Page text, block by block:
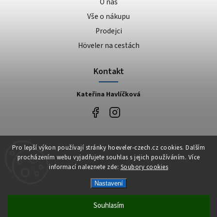
Pro lepší výkon používají stránky hoeveler-czech.cz cookies. Dalším
procházením webu vyjadřujete souhlas s jejich používáním. Více
informací naleznete zde: Soubory cookies
Nastavení
Souhlasím
O nás
Vše o nákupu
Prodejci
Höveler na cestách
Kontakt
Kateřina Havlíčková
Facebook
VytvořilShoptet| Design